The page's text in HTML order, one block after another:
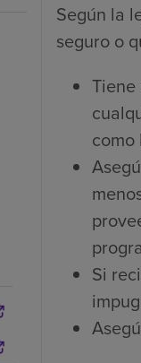
Según la
seguro o
como
Si